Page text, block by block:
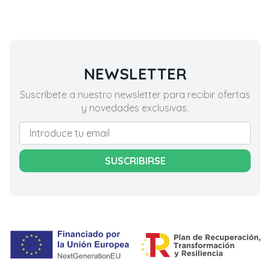
NEWSLETTER
Suscríbete a nuestro newsletter para recibir ofertas
y novedades exclusivas.
SUSCRIBIRSE